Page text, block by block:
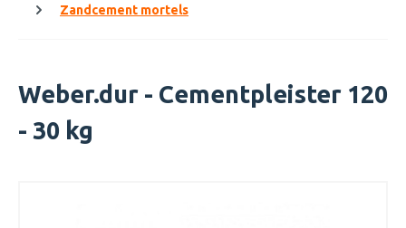
Zandcement mortels
Weber.dur - Cementpleister 120
- 30 kg